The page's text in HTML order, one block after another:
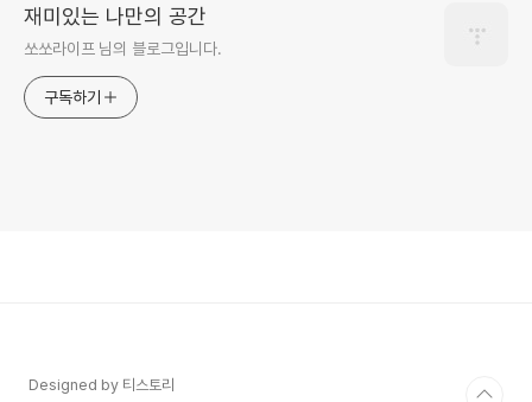
재미있는 나만의 공간
쏘쏘라이프 님의 블로그입니다.
구독하기
Designed by 티스토리